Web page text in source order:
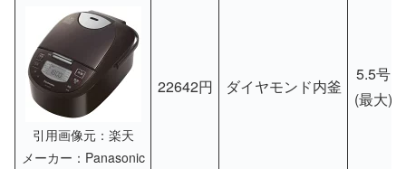
引用画像元：楽天
メーカー：Panasonic
22642円 ダイヤモンド内釜
5.5号
(最大)